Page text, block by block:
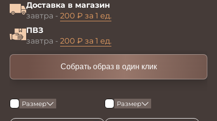
Доставка в магазин
завтра - 200 ₽ за 1 ед.
ПВЗ
завтра - 200 ₽ за 1 ед.
Собрать образ в один клик
Размер Размер